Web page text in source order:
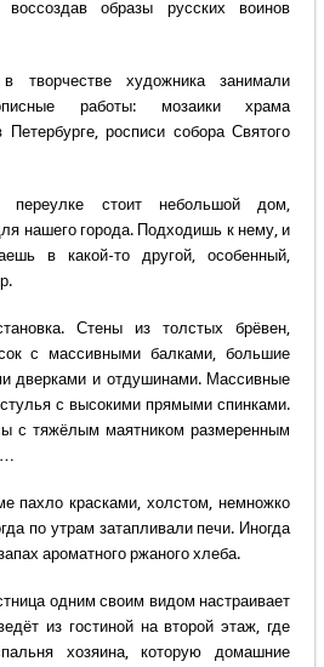
образы русских воинов
творчестве художника занимали
работы: мозаики храма
росписи собора Святого
переулке стоит небольшой дом,
нашего города. Подходишь к нему, и
в какой-то другой, особенный,
Стены из толстых брёвен,
с массивными балками, большие
дверками и отдушинами. Массивные
с высокими прямыми спинками.
с тяжёлым маятником размеренным
пахло красками, холстом, немножко
по утрам затапливали печи. Иногда
ароматного ржаного хлеба.
одним своим видом настраивает
из гостиной на второй этаж, где
хозяина, которую домашние